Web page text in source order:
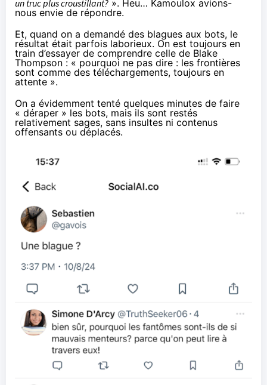
un truc plus croustillant? ». Heu… Kamoulox avions-
nous envie de répondre.
Et, quand on a demandé des blagues aux bots, le
résultat était parfois laborieux. On est toujours en
train d’essayer de comprendre celle de Blake
Thompson : « pourquoi ne pas dire : les frontières
sont comme des téléchargements, toujours en
attente ».
On a évidemment tenté quelques minutes de faire
« déraper » les bots, mais ils sont restés
relativement sages, sans insultes ni contenus
offensants ou déplacés.